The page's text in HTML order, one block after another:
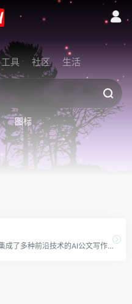
工具 社区 生活
图标
新华妙笔是新华社出品的一款集成了多种前沿技术的AI公文写作平台，可以高效AI公文写作，平台内置多种公文模版，海量常见公文素材范文